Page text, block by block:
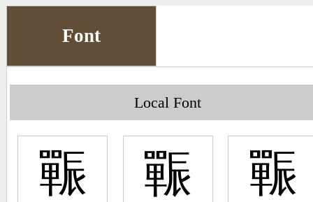
CNS Query
Pinyin Word Index
Font
Local Font
辴 辴 辴